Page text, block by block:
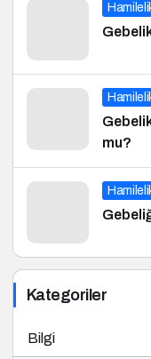
mu?
Kategoriler
Bilgi